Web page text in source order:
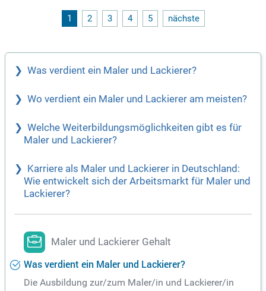
g verfügen und bereit sein, Verantwortung zu übernehmen. B
ewerben Sie sich jetzt und profitieren Sie von anerkannten S
1 2 3 4 5 nächste
Was verdient ein Maler und Lackierer?
Wo verdient ein Maler und Lackierer am meisten?
Welche Weiterbildungsmöglichkeiten gibt es für
Maler und Lackierer?
Karriere als Maler und Lackierer in Deutschland:
Wie entwickelt sich der Arbeitsmarkt für Maler und
Lackierer?
Maler und Lackierer Gehalt
Was verdient ein Maler und Lackierer?
Die Ausbildung zur/zum Maler/in und Lackierer/in